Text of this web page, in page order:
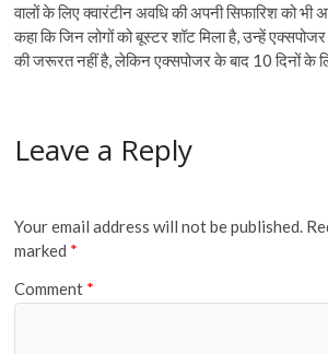
वालों के लिए क्वारंटीन अवधि की अपनी सिफारिश को
कहा कि जिन लोगों को बूस्टर शॉट मिला है, उन्हें
की जरूरत नहीं है, लेकिन एक्सपोजर के बाद 10 दिनों के
Leave a Reply
Your email address will not be published.
marked *
Comment *